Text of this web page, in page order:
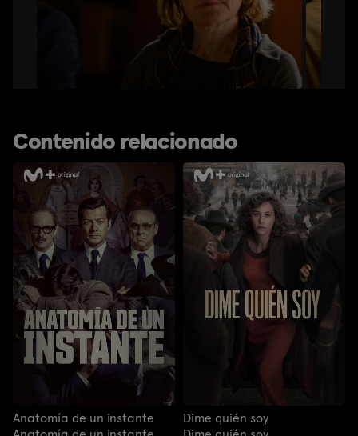
Contenido relacionado
Anatomía de un instante
Dime quién soy